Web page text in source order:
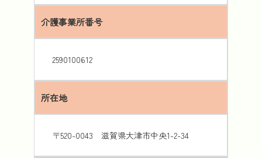
介護事業所番号
2590100612
所在地
〒520-0043 滋賀県大津市中央1-2-34